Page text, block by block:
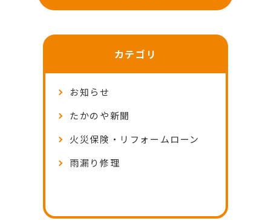
カテゴリ
お知らせ
たかのや新聞
火災保険・リフォームローン
雨漏り修理